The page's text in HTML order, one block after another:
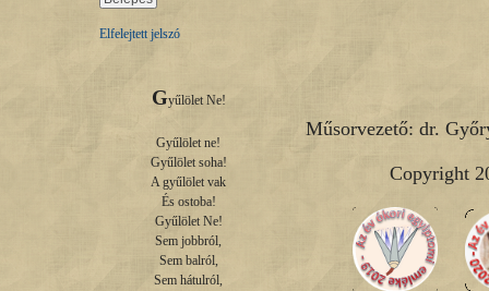
Elfelejtett jelszó
Gyűlölet Ne!
Gyűlölet ne!
Gyűlölet soha!
A gyűlölet vak
És ostoba!
Gyűlölet Ne!
Sem jobbról,
Sem balról,
Sem hátulról,
Műsorvezető: dr.
Copyright